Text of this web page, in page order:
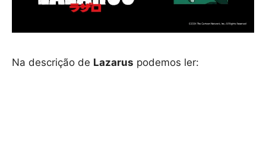
Na descrição de Lazarus podemos ler: